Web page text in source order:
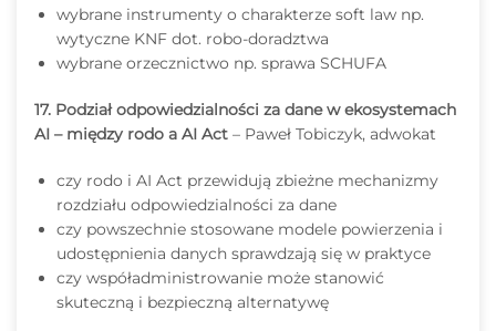
wybrane instrumenty o charakterze soft law np.
wytyczne KNF dot. robo-doradztwa
wybrane orzecznictwo np. sprawa SCHUFA
17. Podział odpowiedzialności za dane w ekosystemach
AI – między rodo a AI Act – Paweł Tobiczyk, adwokat
czy rodo i AI Act przewidują zbieżne mechanizmy
rozdziału odpowiedzialności za dane
czy powszechnie stosowane modele powierzenia i
udostępnienia danych sprawdzają się w praktyce
czy współadministrowanie może stanowić
skuteczną i bezpieczną alternatywę